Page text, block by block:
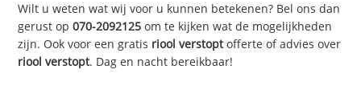
Wilt u weten wat wij voor u kunnen betekenen? Bel ons dan
gerust op070-2092125 om te kijken wat de mogelijkheden
zijn. Ook voor een gratis riool verstoptofferte of advies over
riool verstopt. Dag en nacht bereikbaar!